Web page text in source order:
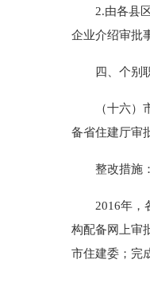
2.由各县区
企业介绍审批
四、个别职
（十六）市
备省住建厅审
整改措施：
2016年，各
构配备网上审
市住建委；完